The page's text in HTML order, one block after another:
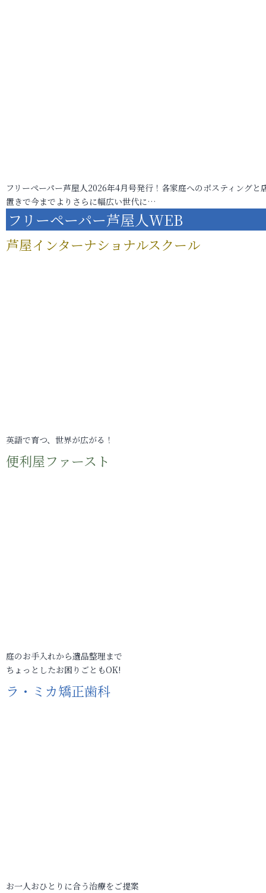
フリーペーパー芦屋人2026年4月号発行！各家庭へのポスティングと
置きで今までよりさらに幅広い世代に…
フリーペーパー芦屋人WEB
芦屋インターナショナルスクール
英語で育つ、世界が広がる！
便利屋ファースト
庭のお手入れから遺品整理まで
ちょっとしたお困りごともOK!
ラ・ミカ矯正歯科
お一人おひとりに合う治療をご提案